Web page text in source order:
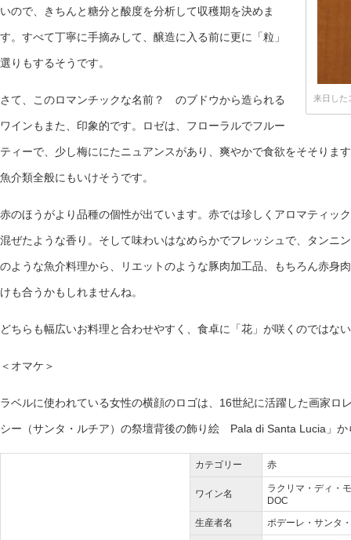
来日した
いので、きちんと糖分と酸度を分析して収穫期を決めま
す。すべて丁寧に手摘みして、醸造に入る前に更に「粒」
選りもするそうです。
さて、このロマンチックな名前？ のブドウから造られる
ワインもまた、印象的です。ロゼは、フローラルでフルー
ティーで、少し梅ににたニュアンスがあり、爽やかで食欲をそそりま
魚介類全般にもいけそうです。
赤のほうがより品種の個性が出ています。赤では珍しくアロマティッ
混ぜたような香り。そして味わいはなめらかでフレッシュで、タンニ
のような魚介料理から、リエットのような豚肉加工品、もちろん赤身
けも合うかもしれませんね。
どちらも幅広いお料理と合わせやすく、食卓に「花」が咲くのではな
＜オマケ＞
ラベルに使われている女性の横顔のロゴは、16世紀に活躍した画家
シー（サンタ・ルチア）の祭壇背後の飾り絵 Pala di Santa Lucia」
カテゴリー 赤
ワイン名
ラクリマ・ディ・
DOC
生産者名
ポデーレ・サンタ